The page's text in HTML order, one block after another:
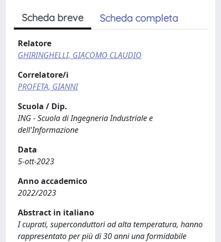
Scheda breve Scheda completa
Relatore
GHIRINGHELLI, GIACOMO CLAUDIO
Correlatore/i
PROFETA, GIANNI
Scuola / Dip.
ING - Scuola di Ingegneria Industriale e
dell'Informazione
Data
5-ott-2023
Anno accademico
2022/2023
Abstract in italiano
I cuprati, superconduttori ad alta temperatura, hanno
rappresentato per più di 30 anni una formidabile